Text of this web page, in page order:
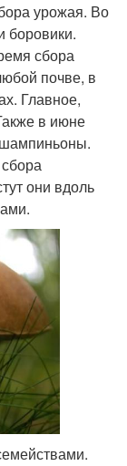
урожая. Во
боровики.
сбора
почве, в
Главное,
в июне
они вдоль